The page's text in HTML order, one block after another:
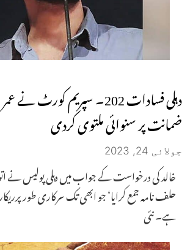
دہلی فسادات 202۔ سپریم
ضمانت پر سنوائی ملتوی کردی
جولائی 24, 2023
خالد کی درخواست کے جواب میں دہلی پولیس نے
حلف نامہ جمع کرایا‘ جو ابھی تک سرکاری طور
ہے۔ نئی